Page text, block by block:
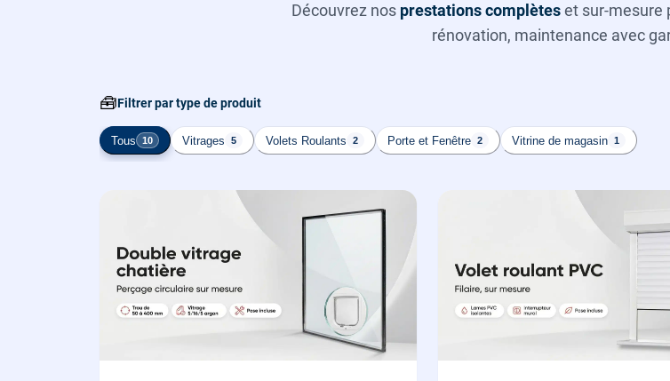
Découvrez nos prestations complèteset sur-mesure
rénovation, maintenance avec
🧰Filtrer par type de produit
Tous 10 Vitrages 5 Volets Roulants 2 Porte et Fenêtre 2 Vitrine de magasin 1